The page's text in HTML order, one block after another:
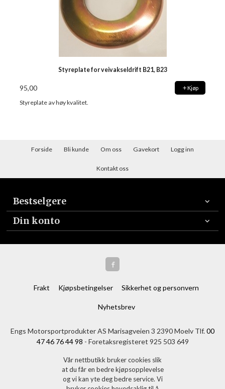
Styreplate for veivakseldrift B21, B23
95,00 Kjøp
Styreplate av høy kvalitet.
Forside Bli kunde Om oss Gavekort Logg inn
Kontakt oss
Bestselgere
Din konto
Frakt Kjøpsbetingelser Sikkerhet og personvern
Nyhetsbrev
Engs Motorsportprodukter AS Marisagveien 3 2390 Moelv Tlf.00
47 46 76 44 98 - Foretaksregisteret 925 503 649
Vår nettbutikk bruker cookies slik
at du får en bedre kjøpsopplevelse
og vi kan yte deg bedre service. Vi